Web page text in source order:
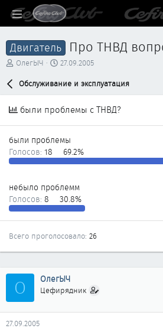
Двигатель Про ТНВД
А
о
р
т
е
м
ы
ОлегЫЧ
Д
т
а
н
а
ч
а
а
27.09.2005
Обслуживание и эксплуатация
были проблемы с ТНВД?
были проблемы
Голосов: 18 69.2%
небыло проблемм
Голосов: 8 30.8%
Всего проголосовало 26
О ОлегЫЧ
Цефирядник
27.09.2005